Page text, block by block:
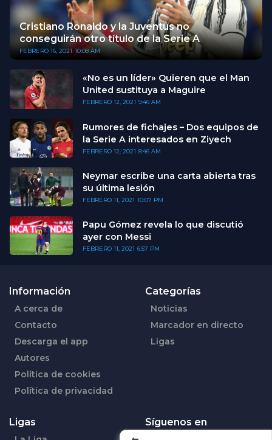
Cristiano Ronaldo y la Juventus no
conseguirán otro título de la Serie A
FEBRERO 16, 2021 10:08 AM
«No es un líder» Quieren que el Man
United sustituya a Maguire
FEBRERO 12, 2021 9:46 AM
Rumores de fichajes – Dos equipos de
la Serie A interesados en Ziyech
FEBRERO 12, 2021 8:46 AM
Neymar escribe una carta abierta tras
su última lesión
FEBRERO 11, 2021 10:07 PM
Papu Gómez revela lo que discutió
ayer con Messi
FEBRERO 11, 2021 6:57 PM
Información
A cerca de
Contacto
Descarga el app
Autores
Política de cookies
Política de privacidad
Categorías
Noticias
Marcador en directo
Ligas
Ligas Síguenos en